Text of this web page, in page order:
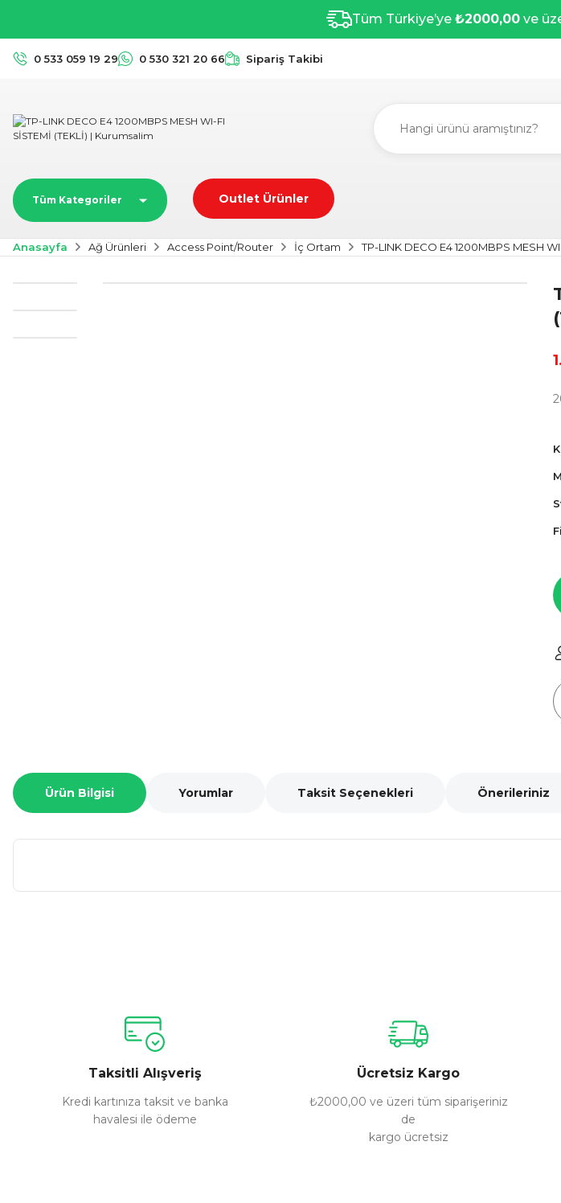
Tüm Türkiye’ye ₺2000,00 ve
0 533 059 19 29 0 530 321 20 66 Sipariş Takibi
Tüm Kategoriler Outlet Ürünler
Anasayfa Ağ Ürünleri Access Point/Router İç Ortam TP-LINK DECO E4 1200MBPS MESH
Ürün Bilgisi Yorumlar Taksit Seçenekleri Önerileriniz
Ürün açıklamasında eksik bilgiler bulunuyor.
Ürün bilgilerinde hatalar bulunuyor.
Ürün fiyatı diğer sitelerden daha pahalı.
Bu ürüne benzer farklı alternatifler olmalı.
Taksitli Alışveriş
Kredi kartınıza taksit ve banka
havalesi ile ödeme
Ücretsiz Kargo
₺2000,00 ve üzeri tüm siparişeriniz
de
kargo ücretsiz